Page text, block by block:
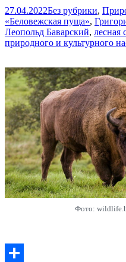
27.04.2022Без рубрики,
«Беловежская пуща»,
Леопольд Баварский, лесная
природного и культурного
Фото: